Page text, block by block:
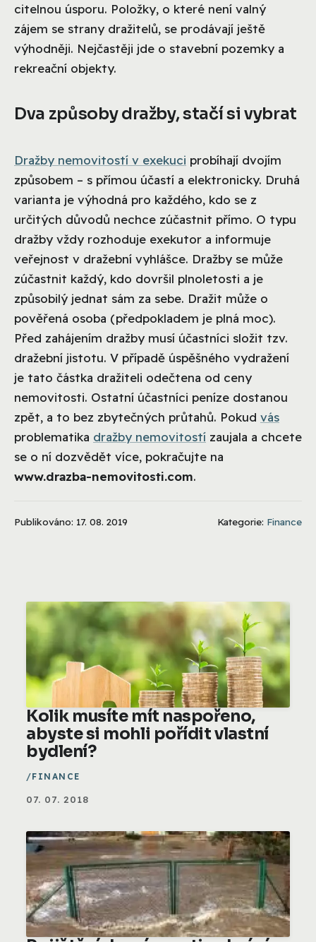
citelnou úsporu. Položky, o které není valný
zájem se strany dražitelů, se prodávají ještě
výhodněji. Nejčastěji jde o stavební pozemky a
rekreační objekty.
Dva způsoby dražby, stačí si vybrat
Dražby nemovitostí v exekuci probíhají dvojím
způsobem – s přímou účastí a elektronicky. Druhá
varianta je výhodná pro každého, kdo se z
určitých důvodů nechce zúčastnit přímo. O typu
dražby vždy rozhoduje exekutor a informuje
veřejnost v dražební vyhlášce. Dražby se může
zúčastnit každý, kdo dovršil plnoletosti a je
způsobilý jednat sám za sebe. Dražit může o
pověřená osoba (předpokladem je plná moc).
Před zahájením dražby musí účastníci složit tzv.
dražební jistotu. V případě úspěšného vydražení
je tato částka dražiteli odečtena od ceny
nemovitosti. Ostatní účastníci peníze dostanou
zpět, a to bez zbytečných průtahů. Pokud vás
problematika dražby nemovitostí zaujala a chcete
se o ní dozvědět více, pokračujte na
www.drazba-nemovitosti.com.
Publikováno: 17. 08. 2019 Kategorie: Finance
Kolik musíte mít naspořeno,
abyste si mohli pořídit vlastní
bydlení?
FINANCE
07. 07. 2018